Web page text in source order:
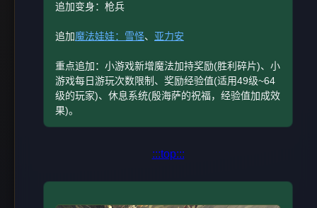
追加变身：枪兵
追加魔法娃娃：雪怪、 亚力安
重点追加：小游戏新增魔法加持奖励(胜利碎片)、小
游戏每日游玩次数限制、奖励经验值(适用49级~64
级的玩家)、休息系统(殷海萨的祝福，经验值加成效
果)。
:::top:::